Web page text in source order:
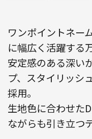
ワンポイントネー
に幅広く活躍する
安定感のある深い
プ、スタイリッシ
採用。
生地色に合わせた
ながらも引き立つ